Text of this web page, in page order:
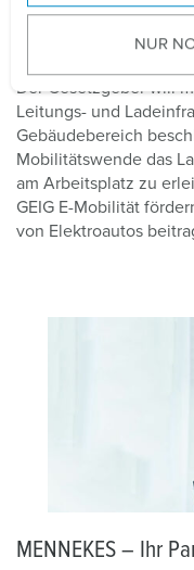
u
w
a
l
NUR
Wie fördert das
Der Gesetzgeber will
Leitungs- und
Gebäudebereich
Mobilitätswende das
am Arbeitsplatz zu
GEIG E-Mobilität
von Elektroautos
MENNEKES – Ihr